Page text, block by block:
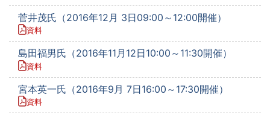
菅井茂氏（2016年12月 3日09:00～12:00開催）
資料
島田福男氏（2016年11月12日10:00～11:30開催）
資料
宮本英一氏（2016年9月 7日16:00～17:30開催）
資料